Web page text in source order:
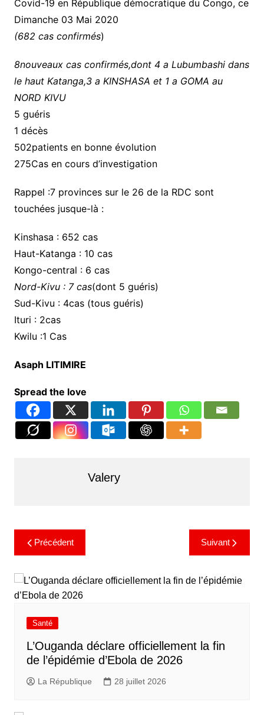
Covid-19 en République démocratique du Congo, ce
Dimanche 03 Mai 2020
(682 cas confirmés)
8nouveaux cas confirmés,dont 4 a Lubumbashi dans
le haut Katanga,3 a KINSHASA et 1 a GOMA au
NORD KIVU
5 guéris
1 décès
502patients en bonne évolution
275Cas en cours d’investigation
Rappel :7 provinces sur le 26 de la RDC sont
touchées jusque-là :
Kinshasa : 652 cas
Haut-Katanga : 10 cas
Kongo-central : 6 cas
Nord-Kivu : 7 cas(dont 5 guéris)
Sud-Kivu : 4cas (tous guéris)
Ituri : 2cas
Kwilu :1 Cas
Asaph LITIMIRE
Spread the love
Valery
Précédent Suivant
Santé
L’Ouganda déclare officiellement la fin
de l’épidémie d’Ebola de 2026
La République 28 juillet 2026